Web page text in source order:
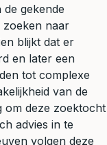
gekende
zoeken naar
blijkt dat er
en later een
tot complexe
van de
om deze zoektocht
advies in te
volgen deze